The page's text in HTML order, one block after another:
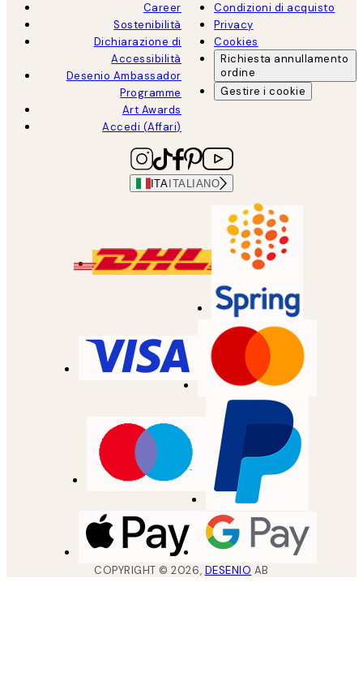
Career
Sostenibilità
Dichiarazione di
Accessibilità
Desenio Ambassador
Programme
Art Awards
Accedi (Affari)
Condizioni di acquisto
Privacy
Cookies
Richiesta annullamento
ordine
Gestire i cookie
ITA ITALIANO
COPYRIGHT ©2026, DESENIO AB